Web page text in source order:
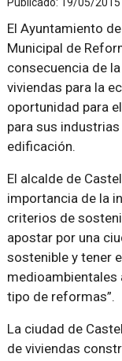
El Ayuntamiento
Municipal de
consecuencia de
viviendas para la
oportunidad para
para sus
edificación.
El alcalde de
importancia de la
criterios de
apostar por una
sostenible y tener
medioambientales
tipo de reformas .
La ciudad de
de viviendas